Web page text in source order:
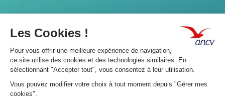
A propos 👇